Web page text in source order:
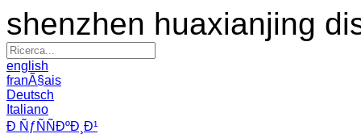
shenzhen huaxianjing
english
franÃ§ais
Deutsch
Italiano
Ð ÑƒÑÑÐºÐ¸Ð¹